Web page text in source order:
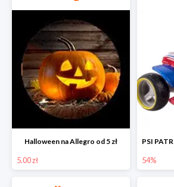
Halloween na Allegro od 5 zł
5.00 zł 54%